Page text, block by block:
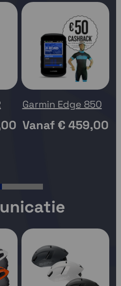
Garmin Edge 850
Vanaf € 459,00
234567 8